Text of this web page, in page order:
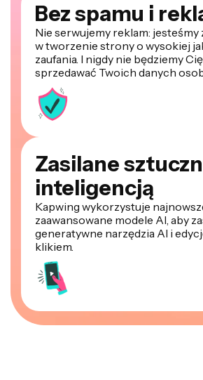
Bez spamu i
Nie serwujemy reklam: jesteśmy
w tworzenie strony o wysokiej
zaufania. I nigdy nie będziemy
sprzedawać Twoich danych
Zasilane
inteligencją
Kapwing wykorzystuje
zaawansowane modele AI, aby
generatywne narzędzia AI i
klikiem.